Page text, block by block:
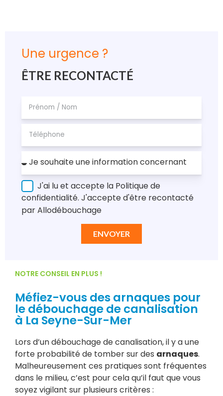
Une urgence ?
ÊTRE RECONTACTÉ
J'ai lu et accepte la Politique de
confidentialité. J'accepte d'être recontacté
par Allodébouchage
ENVOYER
NOTRE CONSEIL EN PLUS !
Méfiez-vous des arnaques pour
le débouchage de canalisation
à La Seyne-Sur-Mer
Lors d’un débouchage de canalisation, il y a une
forte probabilité de tomber sur des arnaques.
Malheureusement ces pratiques sont fréquentes
dans le milieu, c’est pour cela qu’il faut que vous
soyez vigilant sur plusieurs critères :